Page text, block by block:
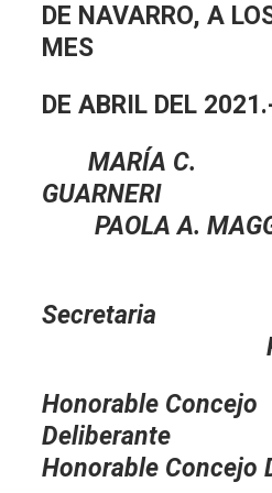
DE NAVARRO, A
MES
DE ABRIL DEL
MARÍA C.
PAOLA A.
Honorable Concejo
Honorable Concejo